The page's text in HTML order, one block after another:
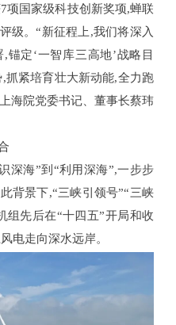
国家级科技创新奖项,蝉联
级。“新征程上,我们将深入
定‘一智库三高地’战略目
抓紧培育壮大新动能,全力跑
海院党委书记、董事长蔡玮
海”到“利用深海”,一步步
背景下,“三峡引领号”“三峡
组先后在“十四五”开局和收
电走向深水远岸。